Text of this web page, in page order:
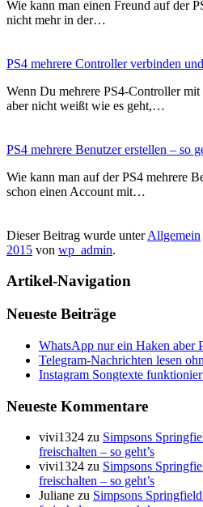
Wie kann man einen Freund auf der
nicht mehr in der…
PS4 mehrere Controller verbinden
Wenn Du mehrere PS4-Controller
aber nicht weißt wie es geht,…
PS4 mehrere Benutzer erstellen – so
Wie kann man auf der PS4 mehrere
schon einen Account mit…
Dieser Beitrag wurde unterAllgemein
2015 von wp_admin.
Artikel-Navigation
Neueste Beiträge
WhatsApp nur ein Haken aber
Telegram-Nachrichten lesen
Instagram Songtexte
Neueste Kommentare
vivi1324 zu Simpsons
freischalten – so geht’s
vivi1324 zu Simpsons
freischalten – so geht’s
Juliane zu Simpsons